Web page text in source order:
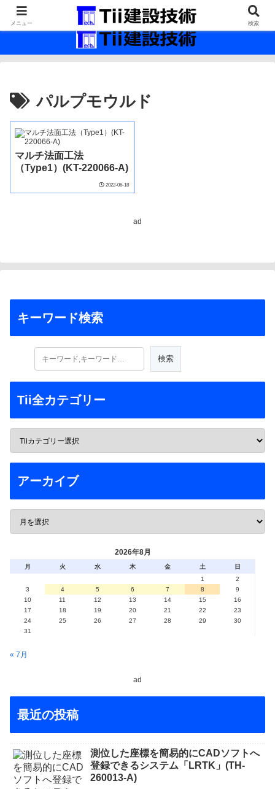
最新の建設技術の情報インフラ。
パルプモウルド
マルチ法面工法
（Type1）(KT-220066-A)
2022-06-18
ad
キーワード検索
Tii全カテゴリー
アーカイブ
2026年8月
月 火 水 木 金 土
日
1
2
3
4 5 6 7 8
9
10
11 12 13 14 15
16
17
18 19 20 21 22
23
24
25 26 27 28 29
30
31
« 7月
ad
最近の投稿
測位した座標を簡易的にCADソフトへ
登録できるシステム「LRTK」(TH-
260013-A)
メニュー 検索